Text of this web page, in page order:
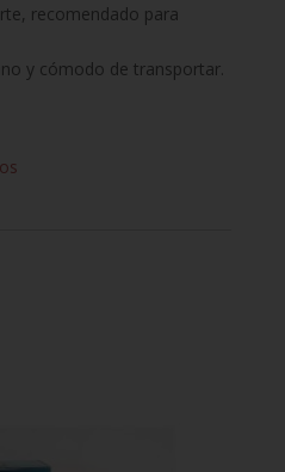
recomendado para
y cómodo de transportar.